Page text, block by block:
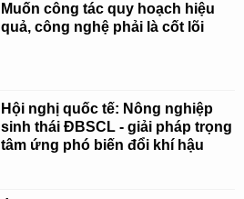
Muốn công tác quy hoạch hiệu
quả, công nghệ phải là cốt lõi
Hội nghị quốc tế: Nông nghiệp
sinh thái ĐBSCL - giải pháp trọng
tâm ứng phó biến đổi khí hậu